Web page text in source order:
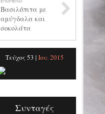
ΕΠΟΜΕΝΟ
Βασιλόπιτα με
αμύγδαλα και
σοκολάτα
Τεύχος 53 | Ιου. 2015
Συνταγές